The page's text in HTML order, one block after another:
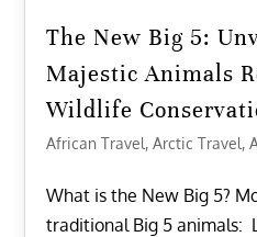
The New Big 5:
Majestic Animals
Wildlife
African Travel,Arctic Travel,
What is the New Big 5?
traditional Big 5 animals: